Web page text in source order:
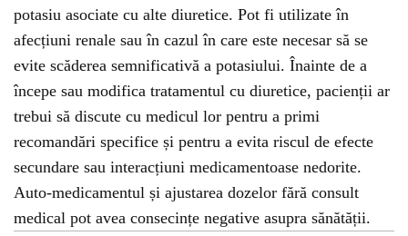
potasiu asociate cu alte diuretice. Pot fi utilizate în
afecțiuni renale sau în cazul în care este necesar să se
evite scăderea semnificativă a potasiului. Înainte de a
începe sau modifica tratamentul cu diuretice, pacienții ar
trebui să discute cu medicul lor pentru a primi
recomandări specifice și pentru a evita riscul de efecte
secundare sau interacțiuni medicamentoase nedorite.
Auto-medicamentul și ajustarea dozelor fără consult
medical pot avea consecințe negative asupra sănătății.